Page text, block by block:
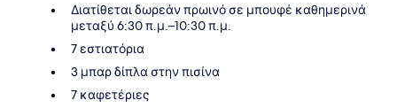
Διατίθεται δωρεάν πρωινό σε μπουφέ καθημερινά
μεταξύ 6:30 π.μ.–10:30 π.μ.
7 εστιατόρια
3 μπαρ δίπλα στην πισίνα
7 καφετέριες